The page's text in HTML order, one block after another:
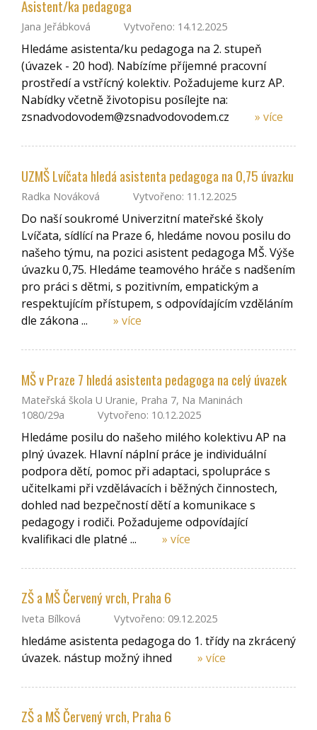
Asistent/ka pedagoga
Jana Jeřábková Vytvořeno: 14.12.2025
Hledáme asistenta/ku pedagoga na 2. stupeň
(úvazek - 20 hod). Nabízíme příjemné pracovní
prostředí a vstřícný kolektiv. Požadujeme kurz AP.
Nabídky včetně životopisu posílejte na:
zsnadvodovodem@zsnadvodovodem.cz
» více
UZMŠ Lvíčata hledá asistenta pedagoga na 0,75 úvazku
Radka Nováková Vytvořeno: 11.12.2025
Do naší soukromé Univerzitní mateřské školy
Lvíčata, sídlící na Praze 6, hledáme novou posilu do
našeho týmu, na pozici asistent pedagoga MŠ. Výše
úvazku 0,75. Hledáme teamového hráče s nadšením
pro práci s dětmi, s pozitivním, empatickým a
respektujícím přístupem, s odpovídajícím vzděláním
dle zákona ...
» více
MŠ v Praze 7 hledá asistenta pedagoga na celý úvazek
Mateřská škola U Uranie, Praha 7, Na Maninách
1080/29a
Vytvořeno: 10.12.2025
Hledáme posilu do našeho milého kolektivu AP na
plný úvazek. Hlavní náplní práce je individuální
podpora dětí, pomoc při adaptaci, spolupráce s
učitelkami při vzdělávacích i běžných činnostech,
dohled nad bezpečností dětí a komunikace s
pedagogy i rodiči. Požadujeme odpovídající
kvalifikaci dle platné ...
» více
ZŠ a MŠ Červený vrch, Praha 6
Iveta Bílková Vytvořeno: 09.12.2025
hledáme asistenta pedagoga do 1. třídy na zkrácený
úvazek. nástup možný ihned
» více
ZŠ a MŠ Červený vrch, Praha 6